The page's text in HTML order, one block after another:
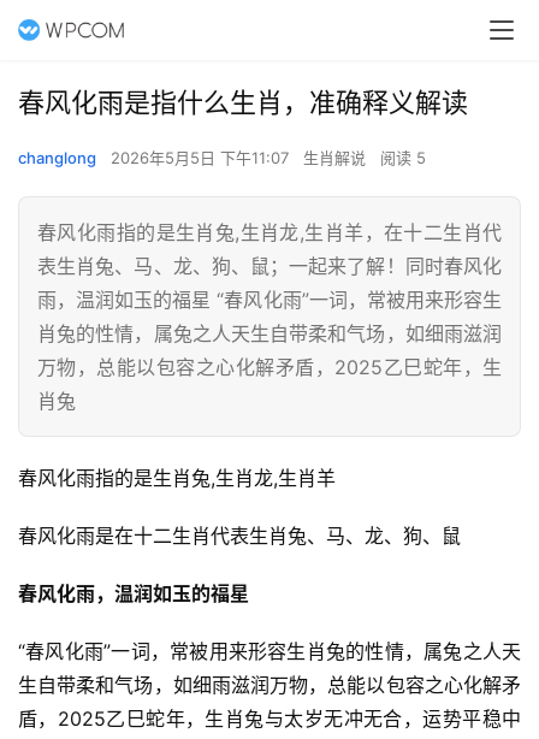
春风化雨是指什么生肖，准确释义解读
changlong 2026年5月5日 下午11:07 生肖解说 阅读 5
春风化雨指的是生肖兔,生肖龙,生肖羊，在十二生肖代
表生肖兔、马、龙、狗、鼠；一起来了解！同时春风化
雨，温润如玉的福星 “春风化雨”一词，常被用来形容生
肖兔的性情，属兔之人天生自带柔和气场，如细雨滋润
万物，总能以包容之心化解矛盾，2025乙巳蛇年，生
肖兔
春风化雨指的是生肖兔,生肖龙,生肖羊
春风化雨是在十二生肖代表生肖兔、马、龙、狗、鼠
春风化雨，温润如玉的福星
“春风化雨”一词，常被用来形容生肖兔的性情，属兔之人天
生自带柔和气场，如细雨滋润万物，总能以包容之心化解矛
盾，2025乙巳蛇年，生肖兔与太岁无冲无合，运势平稳中